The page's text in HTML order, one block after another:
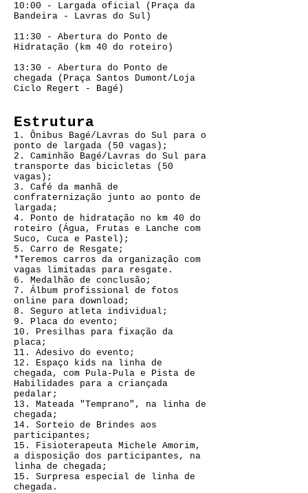
10:00 - Largada oficial (Praça da
Bandeira - Lavras do Sul)
11:30 - Abertura do Ponto de
Hidratação (km 40 do roteiro)
13:30 - Abertura do Ponto de
chegada (Praça Santos Dumont/Loja
Ciclo Regert - Bagé)
Estrutura
1. Ônibus Bagé/Lavras do Sul para o
ponto de largada (50 vagas);
2. Caminhão Bagé/Lavras do Sul para
transporte das bicicletas (50
vagas);
3. Café da manhã de
confraternização junto ao ponto de
largada;
4. Ponto de hidratação no km 40 do
roteiro (Água, Frutas e Lanche com
Suco, Cuca e Pastel);
5. Carro de Resgate;
*Teremos carros da organização com
vagas limitadas para resgate.
6. Medalhão de conclusão;
7. Álbum profissional de fotos
online para download;
8. Seguro atleta individual;
9. Placa do evento;
10. Presilhas para fixação da
placa;
11. Adesivo do evento;
12. Espaço kids na linha de
chegada, com Pula-Pula e Pista de
Habilidades para a criançada
pedalar;
13. Mateada "Temprano", na linha de
chegada;
14. Sorteio de Brindes aos
participantes;
15. Fisioterapeuta Michele Amorim,
a disposição dos participantes, na
linha de chegada;
15. Surpresa especial de linha de
chegada.